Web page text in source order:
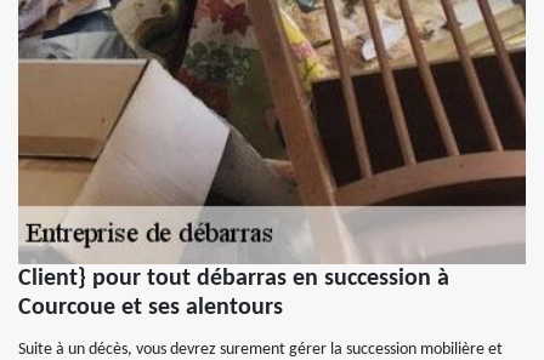
Client} pour tout débarras en succession à
Courcoue et ses alentours
Suite à un décès, vous devrez surement gérer la succession mobilière et